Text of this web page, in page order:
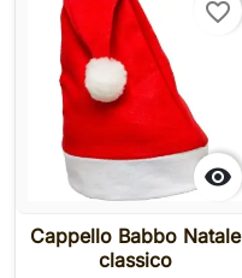

favorite_border
Cappello Babbo Natale
classico